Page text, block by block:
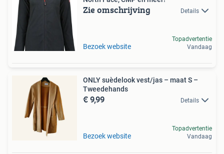
Zie omschrijving Details
Bezoek website
Topadvertentie
Vandaag
ONLY suèdelook vest/jas – maat S –
Tweedehands
€ 9,99 Details
Bezoek website
Topadvertentie
Vandaag